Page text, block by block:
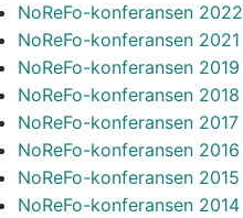
NoReFo-konferansen 2022
NoReFo-konferansen 2021
NoReFo-konferansen 2019
NoReFo-konferansen 2018
NoReFo-konferansen 2017
NoReFo-konferansen 2016
NoReFo-konferansen 2015
NoReFo-konferansen 2014